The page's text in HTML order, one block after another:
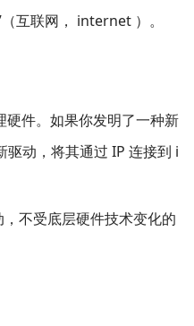
互联网， internet ）。
硬件。如果你发明了一种新
驱动，将其通过 IP 连接到 i
不受底层硬件技术变化的